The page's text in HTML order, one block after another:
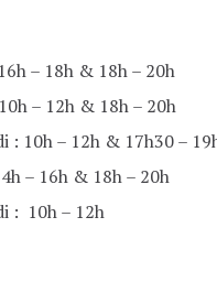
– 18h & 18h – 20h
– 12h & 18h – 20h
: 10h – 12h & 17h30 –
– 16h & 18h – 20h
: 10h – 12h